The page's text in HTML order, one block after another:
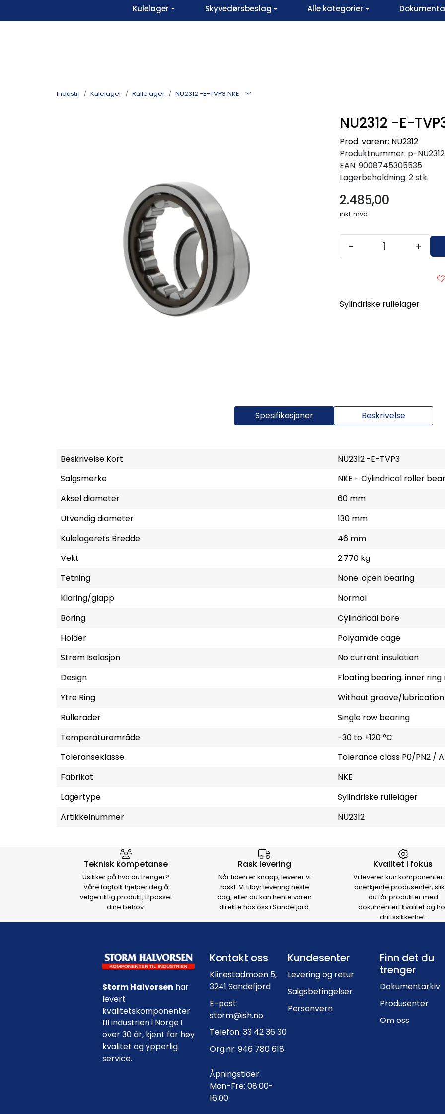
Kulelager Skyvedørsbeslag Alle kategorier
Industri Kulelager Rullelager NU2312 -E-TVP3 NKE
NU2312 -E-
Prod. varenr: NU2312
Produktnummer: p-
EAN: 9008745305535
Lagerbeholdning: 2 stk.
2.485,00
inkl. mva.
- +
Sylindriske rullelager
Spesifikasjoner Beskrivelse
Beskrivelse Kort
NU2312 -E-TVP3
Salgsmerke
NKE - Cylindrical roller
Aksel diameter
60 mm
Utvendig diameter
130 mm
Kulelagerets Bredde
46 mm
Vekt
2.770 kg
Tetning
None. open bearing
Klaring/glapp
Normal
Boring
Cylindrical bore
Holder
Polyamide cage
Strøm Isolasjon
No current insulation
Design
Floating bearing. inner
Ytre Ring
Without groove/
Rullerader
Single row bearing
Temperaturområde
-30 to +120 °C
Toleranseklasse
Tolerance class P0/PN2 /
Fabrikat
NKE
Lagertype
Sylindriske rullelager
Artikkelnummer
NU2312
Hvorfor velge Storm Halvorsen
Teknisk kompetanse
Usikker på hva du trenger?
Våre fagfolk hjelper deg å
velge riktig produkt, tilpasset
dine behov.
Rask levering
Når tiden er knapp, leverer vi
raskt. Vi tilbyr levering neste
dag, eller du kan hente varen
direkte hos oss i Sandefjord.
Kvalitet i fokus
Vi leverer kun komponenter
anerkjente produsenter,
du får produkter med
dokumentert kvalitet og
driftssikkerhet.
Footer navigation
Storm Halvorsen har
levert
kvalitetskomponenter
til industrien i Norge i
over 30 år, kjent for høy
kvalitet og ypperlig
service.
Kontakt oss
Klinestadmoen 5,
3241 Sandefjord
E-post:
storm@ish.no
Telefon: 33 42 36 30
Org.nr: 946 780 618
Åpningstider:
Man-Fre: 08:00-
16:00
Kundesenter
Levering og retur
Salgsbetingelser
Personvern
Finn det du
trenger
Dokumentarkiv
Produsenter
Om oss